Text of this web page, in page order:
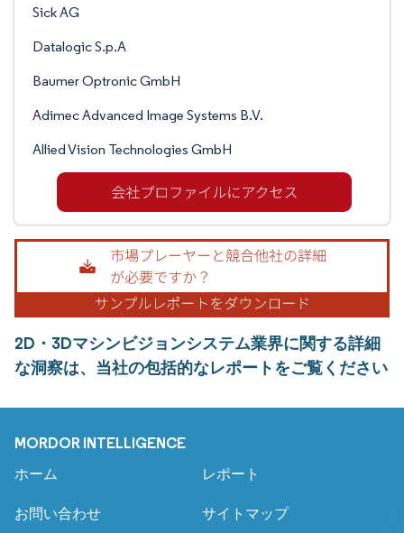
Sick AG
Datalogic S.p.A
Baumer Optronic GmbH
Adimec Advanced Image Systems B.V.
Allied Vision Technologies GmbH
2D・3Dマシンビジョンシステム業界に関する詳細
な洞察は、当社の包括的なレポートをご覧ください
MORDOR INTELLIGENCE
ホーム レポート
お問い合わせ サイトマップ